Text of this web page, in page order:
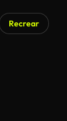
Recrear